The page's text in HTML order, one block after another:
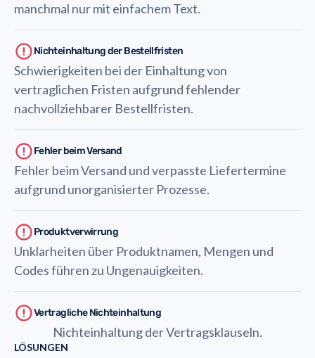
manchmal nur mit einfachem Text.
Nichteinhaltung der Bestellfristen
Schwierigkeiten bei der Einhaltung von
vertraglichen Fristen aufgrund fehlender
nachvollziehbarer Bestellfristen.
Fehler beim Versand
Fehler beim Versand und verpasste Liefertermine
aufgrund unorganisierter Prozesse.
Produktverwirrung
Unklarheiten über Produktnamen, Mengen und
Codes führen zu Ungenauigkeiten.
Vertragliche Nichteinhaltung
Nichteinhaltung der Vertragsklauseln.
LÖSUNGEN